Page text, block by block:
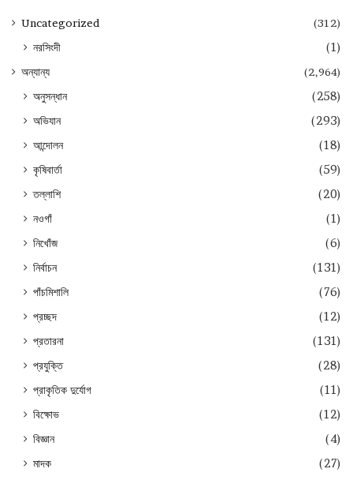
Uncategorized (312)
নরসিংদী (1)
অন্যান্য (2,964)
অনুসন্ধান
(258)
অভিযান
(293)
আন্দোলন
(18)
কৃষিবার্তা
(59)
তল্লাশি
(20)
নওগাঁ
(1)
নিখোঁজ
(6)
নির্বাচন
(131)
পাঁচমিশালি
(76)
প্রচ্ছদ
(12)
প্রতারনা
(131)
প্রযুক্তি
(28)
প্রাকৃতিক দুর্যোগ
(11)
বিক্ষোভ
(12)
বিজ্ঞান
(4)
মাদক
(27)